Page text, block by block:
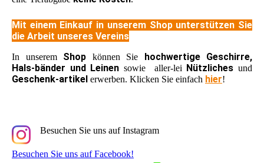
Mit einem Einkauf in unserem Shop unterstützen Sie
die Arbeit unseres Vereins
In unserem Shop können Sie hochwertige Geschirre,
Hals-bänder und Leinen sowie aller-lei Nützliches und
Geschenk-artikel erwerben. Klicken Sie einfach hier!
Besuchen Sie uns auf Instagram
Besuchen Sie uns auf Facebook!